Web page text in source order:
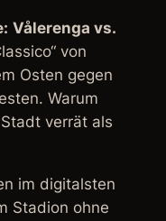
Vålerenga vs.
von
Osten gegen
Warum
verrät als
im digitalsten
Stadion ohne